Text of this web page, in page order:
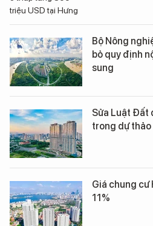
Bộ Nông
bỏ quy định
sung
Sửa Luật Đất
trong dự thảo
Giá chung cư
11%